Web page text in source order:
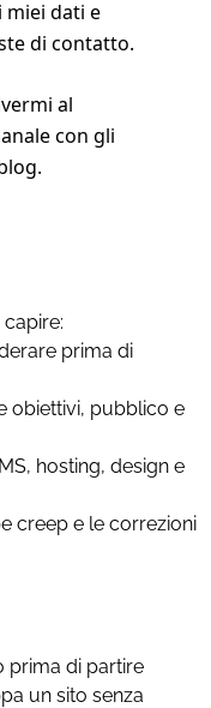
prima di
obiettivi, pubblico e
hosting, design e
creep e le correzioni
prima di partire
un sito senza